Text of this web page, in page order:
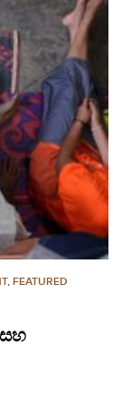
, FEATURED